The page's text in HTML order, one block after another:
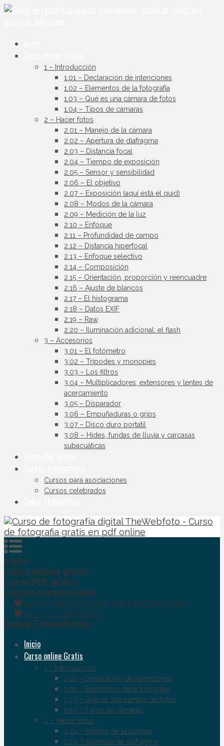
1 – Introducción
1.01 – Declaración de intenciones
1.02 – Elementos de la fotografía
1.03 – Qué es una cámara de fotos
1.04 – Tipos de cámaras
2 – Hacer fotos
2.01 – Manejo de la cámara
2.02 – Apertura de diafragma
2.03 – Distancia focal
2.04 – Tiempo de exposición
2.05 – Sensor y sensibilidad
2.06 – El objetivo
2.07 – Exposición (aquí está el quid)
2.08 – Modos de la cámara
2.09 – Medición de la luz
2.10 – Enfoque
2.11 – Profundidad de campo
2.12 – Distancia hiperfocal
2.13 – Enfoque selectivo
2.14 – Composición
2.15 – Orientación, proporción y reencuadre
2.16 – Ajuste de blancos
2.17 – El histograma
2.18 – Datos EXIF
2.19 – Raw
2.20 – Iluminación adicional: el flash
3 – Accesorios
3.01 – El fotómetro
3.02 – Trípodes y monopies
3.03 – Los filtros
3.04 – Multiplicadores, extensores y lentes de
acercamiento
3.05 – Disparador
3.06 – Empuñaduras o grips
3.07 – Disco duro portatil
3.08 – Hides, fundas de lluvia y carcasas
subacuáticas
Cursos para asociaciones
Cursos celebrados
Inicio
Curso online gratis
Curso PDF gratis
Cursos presenciales
Cursos de fotografía para asociaciones
Cursos celebrados
Sobre Thewebfoto
Inicio
Curso online Gratis
1 – Introducción
1.01 – Declaración de intenciones
1.02 – Elementos de la fotografía
1.03 – Qué es una cámara de fotos
1.04 – Tipos de cámaras
2 – Hacer fotos
2.01 – Manejo de la cámara
2.02 – Apertura de diafragma